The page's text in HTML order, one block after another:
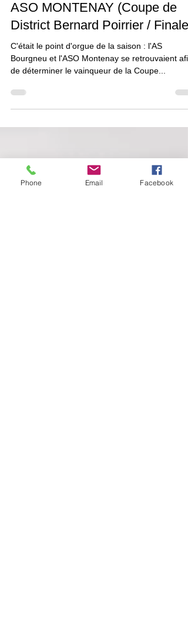
AS BOURGNEUF-LA-FORÊT –
ASO MONTENAY (Coupe de
District Bernard Poirrier / Finale)
C'était le point d'orgue de la saison : l'AS
de déterminer le vainqueur de la Coupe...
Phone Email Facebook